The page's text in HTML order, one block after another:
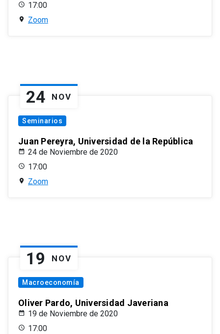
17:00
Zoom
24 NOV
Seminarios
Juan Pereyra, Universidad de la República
24 de Noviembre de 2020
17:00
Zoom
19 NOV
Macroeconomía
Oliver Pardo, Universidad Javeriana
19 de Noviembre de 2020
17:00